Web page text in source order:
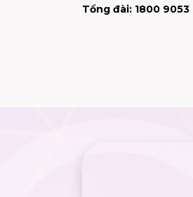
Tổng đài: 1800 9053